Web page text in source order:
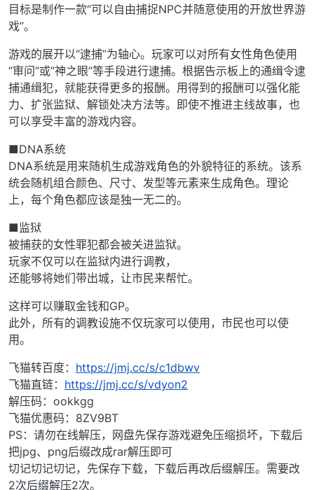
目标是制作一款“可以自由捕捉NPC并随意使用的开放世界游
戏”。
游戏的展开以“逮捕”为轴心。玩家可以对所有女性角色使用
“审问”或“神之眼”等手段进行逮捕。根据告示板上的通缉令逮
捕通缉犯，就能获得更多的报酬。用得到的报酬可以强化能
力、扩张监狱、解锁处决方法等。即使不推进主线故事，也
可以享受丰富的游戏内容。
■DNA系统
DNA系统是用来随机生成游戏角色的外貌特征的系统。该系
统会随机组合颜色、尺寸、发型等元素来生成角色。理论
上，每个角色都应该是独一无二的。
■监狱
被捕获的女性罪犯都会被关进监狱。
玩家不仅可以在监狱内进行调教，
还能够将她们带出城，让市民来帮忙。
这样可以赚取金钱和GP。
此外，所有的调教设施不仅玩家可以使用，市民也可以使
用。
飞猫转百度： https://jmj.cc/s/c1dbwv
飞猫直链： https://jmj.cc/s/vdyon2
解压码：ookkgg
飞猫优惠码：8ZV9BT
PS：请勿在线解压，网盘先保存游戏避免压缩损坏，下载后
把jpg、png后缀改成rar解压即可
切记切记切记，先保存下载，下载后再改后缀解压。需要改
2次后缀解压2次。